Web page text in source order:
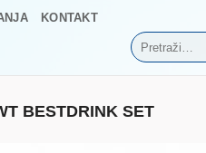
KONTAKT
Pretraži:
BESTDRINK SET